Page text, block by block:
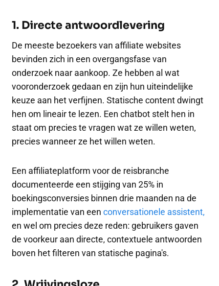
1. Directe antwoordlevering
De meeste bezoekers van affiliate websites
bevinden zich in een overgangsfase van
onderzoek naar aankoop. Ze hebben al wat
vooronderzoek gedaan en zijn hun uiteindelijke
keuze aan het verfijnen. Statische content dwingt
hen om lineair te lezen. Een chatbot stelt hen in
staat om precies te vragen wat ze willen weten,
precies wanneer ze het willen weten.
Een affiliateplatform voor de reisbranche
documenteerde een stijging van 25% in
boekingsconversies binnen drie maanden na de
implementatie van een conversationele assistent,
en wel om precies deze reden: gebruikers gaven
de voorkeur aan directe, contextuele antwoorden
boven het filteren van statische pagina's.